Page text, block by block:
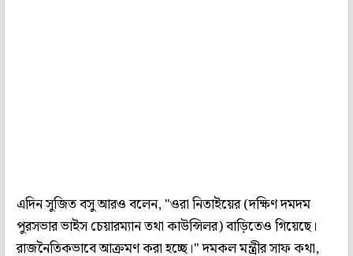
এদিন সুজিত বসু আরও বলেন, "ওরা নিতাইয়ের (দক্ষিণ দমদম
পুরসভার ভাইস চেয়ারম্যান তথা কাউন্সিলর) বাড়িতেও গিয়েছে।
রাজনৈতিকভাবে আক্রমণ করা হচ্ছে।" দমকল মন্ত্রীর সাফ কথা,